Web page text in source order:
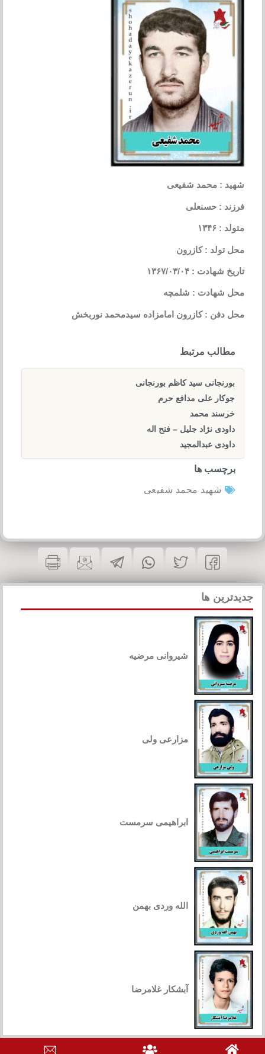
شهید : محمد شفیعی
فرزند : حسنعلی
متولد : ۱۳۴۶
محل تولد : کازرون
تاریخ شهادت : ۱۳۶۷/۰۳/۰۴
محل شهادت : شلمچه
محل دفن : کازرون امامزاده سیدمحمد نوربخش
مطالب مرتبط
بورنجانی سید کاظم بورنجانی
جوکار علی مدافع حرم
خرسند محمد
داودی نژاد جلیل – فتح اله
داودی عبدالمجید
برچسب ها
شهید محمد شفیعی
جدیدترین ها
شیروانی مرضیه
مزارعی ولی
ابراهیمی سرمست
الله وردی بهمن
آبشکار غلامرضا